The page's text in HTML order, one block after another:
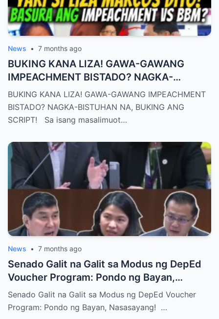
News • 7 months ago
BUKING KANA LIZA! GAWA-GAWANG
IMPEACHMENT BISTADO? NAGKA-
BISTUHAN NA, BUKING ANG SCRIPT!
BUKING KANA LIZA! GAWA-GAWANG IMPEACHMENT
BISTADO? NAGKA-BISTUHAN NA, BUKING ANG
SCRIPT! Sa isang masalimuot…
News • 7 months ago
Senado Galit na Galit sa Modus ng DepEd
Voucher Program: Pondo ng Bayan,
Nasasayang!
Senado Galit na Galit sa Modus ng DepEd Voucher
Program: Pondo ng Bayan, Nasasayang! …